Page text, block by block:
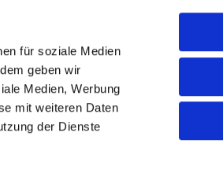
für soziale Medien
geben wir
Medien, Werbung
mit weiteren Daten
der Dienste
Frankenstr. 39 • 18439 Stralsund